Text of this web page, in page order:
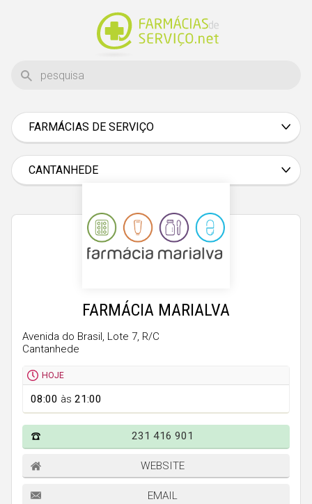
FARMÁCIAS DE SERVIÇO
Braga
Bragança
Castelo Branco
Guarda
Lisboa
Portalegre
Porto
Santarém
CANTANHEDE
FARMÁCIA MARIALVA
Avenida do Brasil, Lote 7, R/C
Cantanhede
HOJE
08:00 às 21:00
231 416 901
WEBSITE
EMAIL